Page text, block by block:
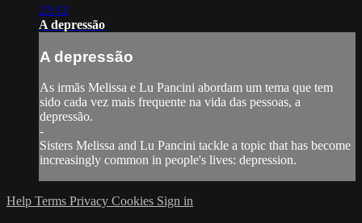
23:12
A depressão
A depressão
As irmãs Melissa e Lu Pancini abordam um tema que tem
sido cada vez mais frequente na vida das pessoas, a
depressão.
-
Sisters Melissa and Lu Pancini tackle a topic that has become
increasingly common in people's lives: depression.
Help Terms Privacy Cookies Sign in